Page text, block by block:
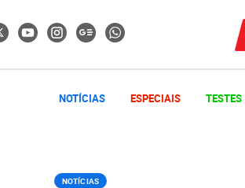
NOTÍCIAS ESPECIAIS TESTES
NOTÍCIAS